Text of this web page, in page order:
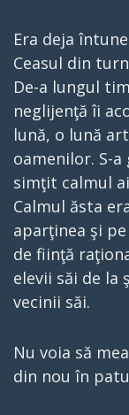
Era deja
Ceasul din
De-a lungul
neglijenţă îi
lună, o lună
oamenilor. S-
simţit calmul
Calmul ăsta
aparţinea şi
de fiinţă
elevii săi de la
vecinii săi.
Nu voia să
din nou în